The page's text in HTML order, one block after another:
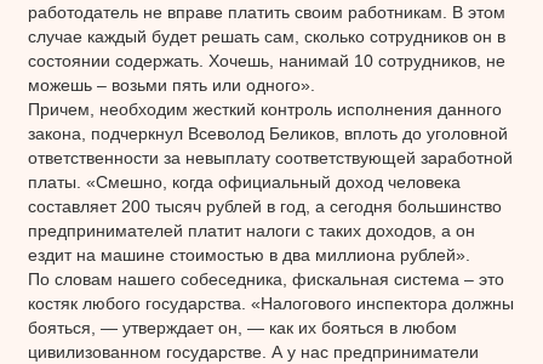
работодатель не вправе платить своим работникам. В этом
случае каждый будет решать сам, сколько сотрудников он в
состоянии содержать. Хочешь, нанимай 10 сотрудников, не
можешь – возьми пять или одного».
Причем, необходим жесткий контроль исполнения данного
закона, подчеркнул Всеволод Беликов, вплоть до уголовной
ответственности за невыплату соответствующей заработной
платы. «Смешно, когда официальный доход человека
составляет 200 тысяч рублей в год, а сегодня большинство
предпринимателей платит налоги с таких доходов, а он
ездит на машине стоимостью в два миллиона рублей».
По словам нашего собеседника, фискальная система – это
костяк любого государства. «Налогового инспектора должны
бояться, — утверждает он, — как их бояться в любом
цивилизованном государстве. А у нас предприниматели